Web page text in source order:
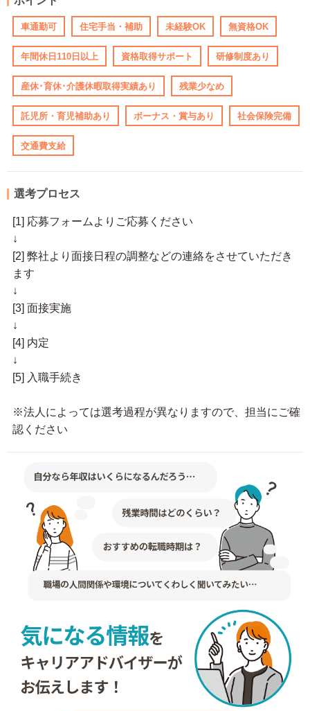
車通勤可 住宅手当・補助 未経験OK 無資格OK
年間休日110日以上 資格取得サポート 研修制度あり
産休･育休･介護休暇取得実績あり 残業少なめ
託児所・育児補助あり ボーナス・賞与あり 社会保険完備
交通費支給
選考プロセス
[1] 応募フォームよりご応募ください
↓
[2] 弊社より面接日程の調整などの連絡をさせていただき
ます
↓
[3] 面接実施
↓
[4] 内定
↓
[5] 入職手続き
※法人によっては選考過程が異なりますので、担当にご確
認ください